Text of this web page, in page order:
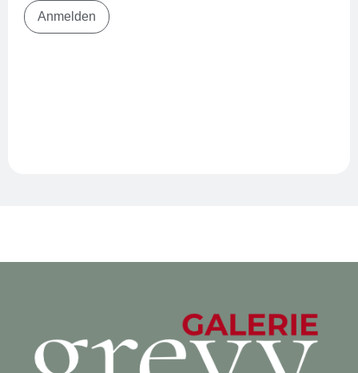
Anmelden